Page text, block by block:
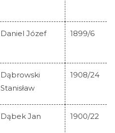
Daniel Józef 1899/6
Dąbrowski
Stanisław
1908/24
Dąbek Jan 1900/22